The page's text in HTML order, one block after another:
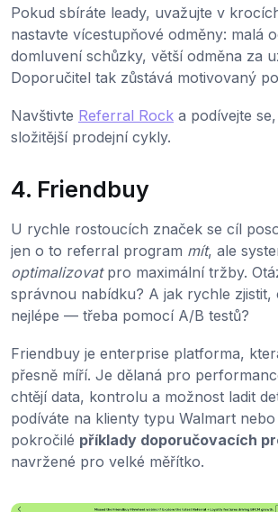
Pokud sbíráte leady, uvažujte v
nastavte vícestupňové odměny: malá
domluvení schůzky, větší odměna za
Doporučitel tak zůstává motivovaný
Navštivte Referral Rock a podívejte
složitější prodejní cykly.
4. Friendbuy
U rychle rostoucích značek se cíl
jen o to referral program mít, ale
optimalizovatpro maximální tržby.
správnou nabídku? A jak rychle zjistit,
nejlépe — třeba pomocí A/B testů?
Friendbuy je enterprise platforma,
přesně míří. Je dělaná pro
chtějí data, kontrolu a možnost ladit
podíváte na klienty typu Walmart
pokročilé příklady doporučovacích
navržené pro velké měřítko.